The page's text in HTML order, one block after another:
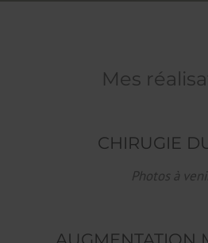
Mes
CHIRUGIE
Photos à